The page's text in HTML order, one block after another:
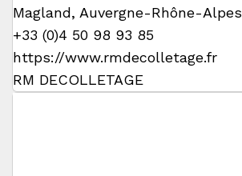
Magland, Auvergne-Rhône-Alpes
+33 (0)4 50 98 93 85
https://www.rmdecolletage.fr
RM DECOLLETAGE